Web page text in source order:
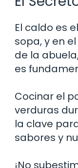
El caldo es
sopa, y en
de la
es
Cocinar el
verduras
la clave
sabores y
¡No